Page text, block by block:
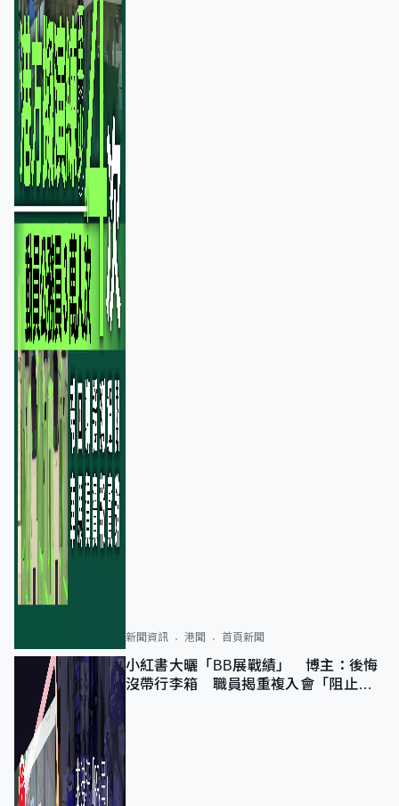
新聞資訊 港聞 首頁新聞
小紅書大曬「BB展戰績」 博主：後悔
沒帶行李箱 職員揭重複入會「阻止唔